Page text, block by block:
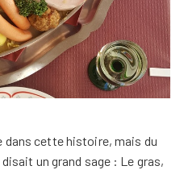
dans cette histoire, mais du
un grand sage : Le gras,